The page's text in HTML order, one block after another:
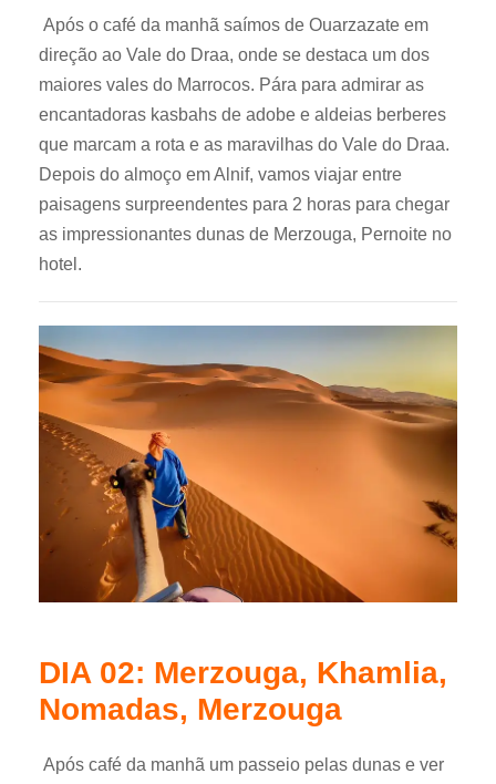
Após o café da manhã saímos de Ouarzazate em
direção ao Vale do Draa, onde se destaca um dos
maiores vales do Marrocos. Pára para admirar as
encantadoras kasbahs de adobe e aldeias berberes
que marcam a rota e as maravilhas do Vale do Draa.
Depois do almoço em Alnif, vamos viajar entre
paisagens surpreendentes para 2 horas para chegar
as impressionantes dunas de Merzouga, Pernoite no
hotel.
DIA 02: Merzouga, Khamlia,
Nomadas, Merzouga
Após café da manhã um passeio pelas dunas e ver